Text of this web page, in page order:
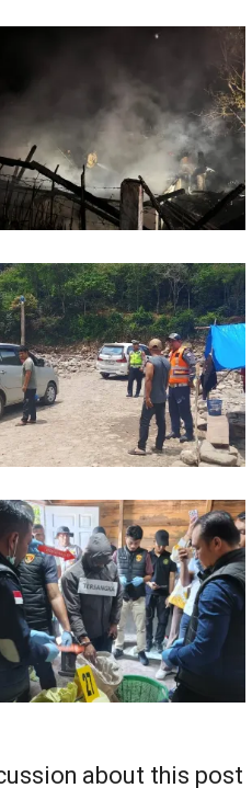
about this post